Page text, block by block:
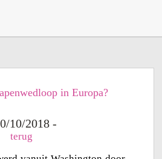
in Europa?
10/2018 -
terug